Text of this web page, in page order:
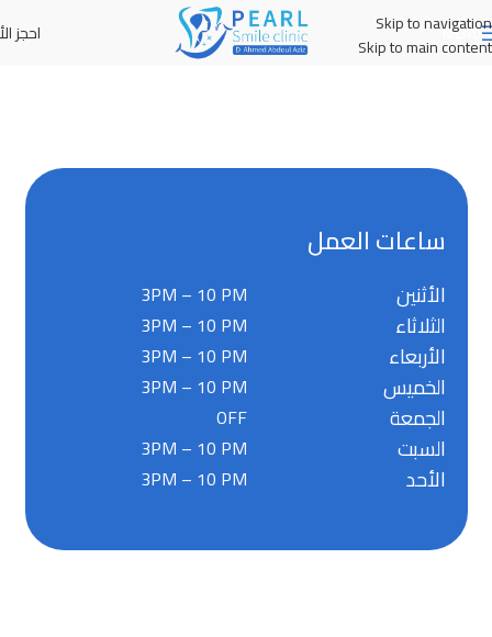
Skip to navigation
Skip to main content
MENU احجز
ساعات العمل
3PM – 10 PM الأثنين
3PM – 10 PM الثلاثاء
3PM – 10 PM الأربعاء
3PM – 10 PM الخميس
OFF الجمعة
3PM – 10 PM السبت
3PM – 10 PM الأحد